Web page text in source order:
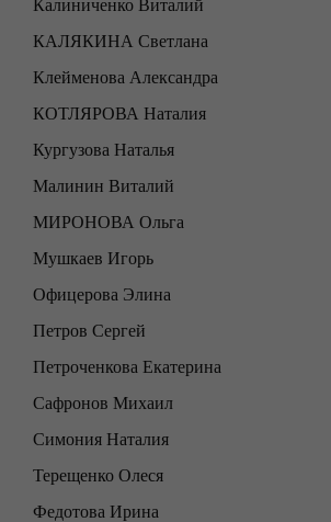
Калиниченко Виталий
КАЛЯКИНА Светлана
Клейменова Александра
КОТЛЯРОВА Наталия
Кургузова Наталья
Малинин Виталий
МИРОНОВА Ольга
Мушкаев Игорь
Офицерова Элина
Петров Сергей
Петроченкова Екатерина
Сафронов Михаил
Симония Наталия
Терещенко Олеся
Федотова Ирина